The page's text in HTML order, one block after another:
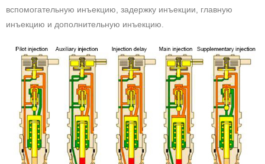
вспомогательную инъекцию, задержку инъекции, главную
инъекцию и дополнительную инъекцию.